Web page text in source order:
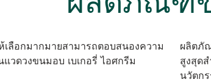
อกมากมายสามารถตอบสนองความ
วดวงขนมอบ เบเกอรี่ ไอศกรีม
ผลิตภั
สูงสุด
นวัตก